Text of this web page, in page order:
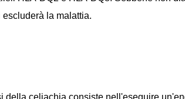
la malattia.